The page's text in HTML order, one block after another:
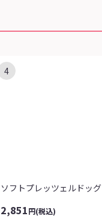
4
ソフトプレッツェルドッグ
2,851円(税込)